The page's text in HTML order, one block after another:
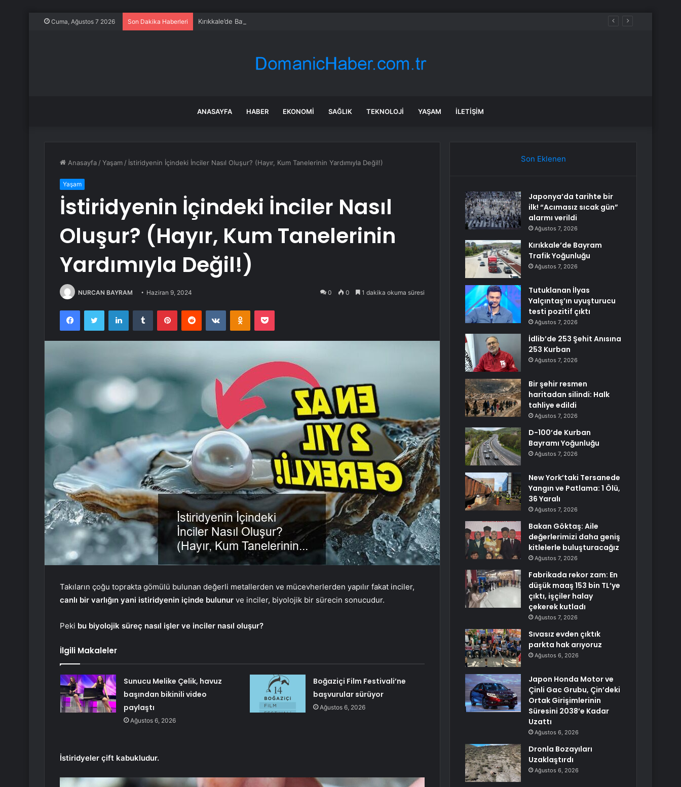
Cuma, Ağustos 7 2026 Son Dakika Haberleri Kırıkkale’de Bayram Trafik Yoğunluğu
ANASAYFA HABER EKONOMI SAĞLIK TEKNOLOJI YAŞAM İLETIŞIM
Anasayfa /Yaşam / İstiridyenin İçindeki İnciler Nasıl Oluşur? (Hayır, Kum Tanelerinin Yardımıyla Değil!)
Yaşam
İstiridyenin İçindeki İnciler Nasıl
Oluşur? (Hayır, Kum Tanelerinin
Yardımıyla Değil!)
NURCAN BAYRAM Haziran 9, 2024 0 0 1 dakika okuma süresi
FacebookTwitter LinkedInTumblr PinterestReddit VKontakteOdnoklassniki
Pocket
Takıların çoğu toprakta gömülü bulunan değerli metallerden ve mücevherlerden yapılır fakat inciler,
canlı bir varlığın yani istiridyenin içinde bulunur ve inciler, biyolojik bir sürecin sonucudur.
Peki bu biyolojik süreç nasıl işler ve inciler nasıl oluşur?
İlgili Makaleler
Sunucu Melike Çelik, havuz
başından bikinili video
paylaştı
Ağustos 6, 2026
Boğaziçi Film Festivali’ne
başvurular sürüyor
Ağustos 6, 2026
İstiridyeler çift kabukludur.
Son Eklenen
Japonya’da tarihte bir
ilk! “Acımasız sıcak gün”
alarmı verildi
Ağustos 7, 2026
Kırıkkale’de Bayram
Trafik Yoğunluğu
Ağustos 7, 2026
Tutuklanan İlyas
Yalçıntaş’ın uyuşturucu
testi pozitif çıktı
Ağustos 7, 2026
İdlib’de 253 Şehit Anısına
253 Kurban
Ağustos 7, 2026
Bir şehir resmen
haritadan silindi: Halk
tahliye edildi
Ağustos 7, 2026
D-100’de Kurban
Bayramı Yoğunluğu
Ağustos 7, 2026
New York’taki Tersanede
Yangın ve Patlama: 1 Ölü,
36 Yaralı
Ağustos 7, 2026
Bakan Göktaş: Aile
değerlerimizi daha geniş
kitlelerle buluşturacağız
Ağustos 7, 2026
Fabrikada rekor zam: En
düşük maaş 153 bin TL’ye
çıktı, işçiler halay
çekerek kutladı
Ağustos 7, 2026
Sıvasız evden çıktık
parkta hak arıyoruz
Ağustos 6, 2026
Japon Honda Motor ve
Çinli Gac Grubu, Çin’deki
Ortak Girişimlerinin
Süresini 2038’e Kadar
Uzattı
Ağustos 6, 2026
Dronla Bozayıları
Uzaklaştırdı
Ağustos 6, 2026